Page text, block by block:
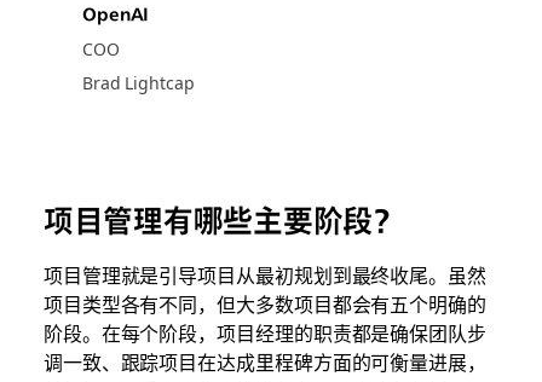
OpenAI
COO
Brad Lightcap
项目管理有哪些主要阶段？
项目管理就是引导项目从最初规划到最终收尾。虽然
项目类型各有不同，但大多数项目都会有五个明确的
阶段。在每个阶段，项目经理的职责都是确保团队步
调一致、跟踪项目在达成里程碑方面的可衡量进展，